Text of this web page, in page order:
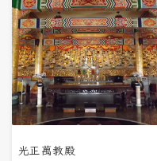
光正萬教殿